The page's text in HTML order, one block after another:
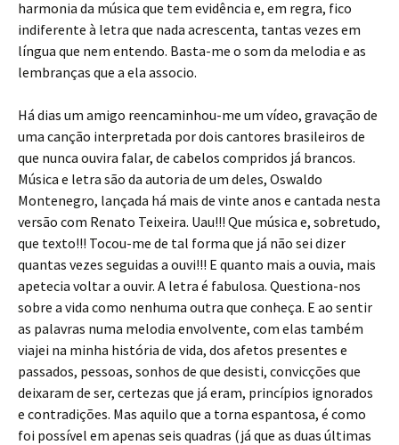
harmonia da música que tem evidência e, em regra, fico
indiferente à letra que nada acrescenta, tantas vezes em
língua que nem entendo. Basta-me o som da melodia e as
lembranças que a ela associo.
Há dias um amigo reencaminhou-me um vídeo, gravação de
uma canção interpretada por dois cantores brasileiros de
que nunca ouvira falar, de cabelos compridos já brancos.
Música e letra são da autoria de um deles, Oswaldo
Montenegro, lançada há mais de vinte anos e cantada nesta
versão com Renato Teixeira. Uau!!! Que música e, sobretudo,
que texto!!! Tocou-me de tal forma que já não sei dizer
quantas vezes seguidas a ouvi!!! E quanto mais a ouvia, mais
apetecia voltar a ouvir. A letra é fabulosa. Questiona-nos
sobre a vida como nenhuma outra que conheça. E ao sentir
as palavras numa melodia envolvente, com elas também
viajei na minha história de vida, dos afetos presentes e
passados, pessoas, sonhos de que desisti, convicções que
deixaram de ser, certezas que já eram, princípios ignorados
e contradições. Mas aquilo que a torna espantosa, é como
foi possível em apenas seis quadras (já que as duas últimas